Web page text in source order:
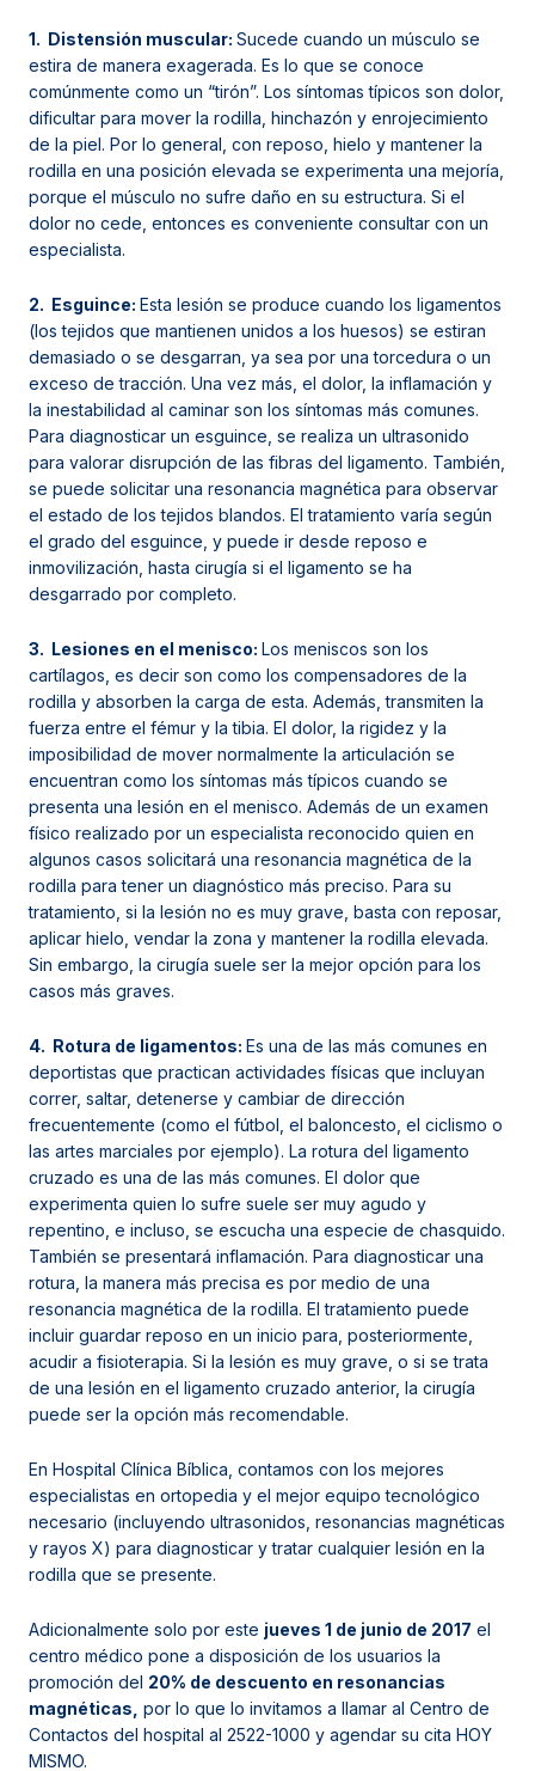
1. Distensión muscular: Sucede cuando un músculo se
estira de manera exagerada. Es lo que se conoce
comúnmente como un “tirón”. Los síntomas típicos son dolor,
dificultar para mover la rodilla, hinchazón y enrojecimiento
de la piel. Por lo general, con reposo, hielo y mantener la
rodilla en una posición elevada se experimenta una mejoría,
porque el músculo no sufre daño en su estructura. Si el
dolor no cede, entonces es conveniente consultar con un
especialista.
2. Esguince: Esta lesión se produce cuando los ligamentos
(los tejidos que mantienen unidos a los huesos) se estiran
demasiado o se desgarran, ya sea por una torcedura o un
exceso de tracción. Una vez más, el dolor, la inflamación y
la inestabilidad al caminar son los síntomas más comunes.
Para diagnosticar un esguince, se realiza un ultrasonido
para valorar disrupción de las fibras del ligamento. También,
se puede solicitar una resonancia magnética para observar
el estado de los tejidos blandos. El tratamiento varía según
el grado del esguince, y puede ir desde reposo e
inmovilización, hasta cirugía si el ligamento se ha
desgarrado por completo.
3. Lesiones en el menisco: Los meniscos son los
cartílagos, es decir son como los compensadores de la
rodilla y absorben la carga de esta. Además, transmiten la
fuerza entre el fémur y la tibia. El dolor, la rigidez y la
imposibilidad de mover normalmente la articulación se
encuentran como los síntomas más típicos cuando se
presenta una lesión en el menisco. Además de un examen
físico realizado por un especialista reconocido quien en
algunos casos solicitará una resonancia magnética de la
rodilla para tener un diagnóstico más preciso. Para su
tratamiento, si la lesión no es muy grave, basta con reposar,
aplicar hielo, vendar la zona y mantener la rodilla elevada.
Sin embargo, la cirugía suele ser la mejor opción para los
casos más graves.
4. Rotura de ligamentos: Es una de las más comunes en
deportistas que practican actividades físicas que incluyan
correr, saltar, detenerse y cambiar de dirección
frecuentemente (como el fútbol, el baloncesto, el ciclismo o
las artes marciales por ejemplo). La rotura del ligamento
cruzado es una de las más comunes. El dolor que
experimenta quien lo sufre suele ser muy agudo y
repentino, e incluso, se escucha una especie de chasquido.
También se presentará inflamación. Para diagnosticar una
rotura, la manera más precisa es por medio de una
resonancia magnética de la rodilla. El tratamiento puede
incluir guardar reposo en un inicio para, posteriormente,
acudir a fisioterapia. Si la lesión es muy grave, o si se trata
de una lesión en el ligamento cruzado anterior, la cirugía
puede ser la opción más recomendable.
En Hospital Clínica Bíblica, contamos con los mejores
especialistas en ortopedia y el mejor equipo tecnológico
necesario (incluyendo ultrasonidos, resonancias magnéticas
y rayos X) para diagnosticar y tratar cualquier lesión en la
rodilla que se presente.
Adicionalmente solo por este jueves 1 de junio de 2017 el
centro médico pone a disposición de los usuarios la
promoción del 20% de descuento en resonancias
magnéticas, por lo que lo invitamos a llamar al Centro de
Contactos del hospital al 2522-1000 y agendar su cita HOY
MISMO.